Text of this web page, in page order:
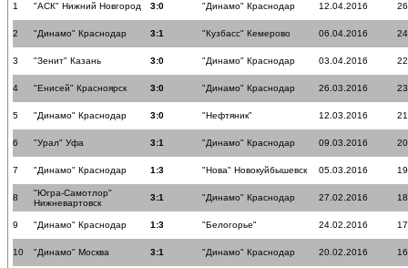
1 "АСК" Нижний Новгород 3:0 "Динамо" Краснодар 12.04.2016
2 "Динамо" Краснодар 3:1 "Кузбасс" Кемерово 06.04.2016
3 "Зенит" Казань 3:0 "Динамо" Краснодар 03.04.2016
4 "Енисей" Красноярск 3:0 "Динамо" Краснодар 26.03.2016
5 "Динамо" Краснодар 3:0 "Нефтяник" 12.03.2016
6 "Урал" Уфа 3:1 "Динамо" Краснодар 09.03.2016
7 "Динамо" Краснодар 1:3 "Нова" Новокуйбышевск 05.03.2016
8
"Югра-Самотлор"
Нижневартовск
3:1 "Динамо" Краснодар 27.02.2016
9 "Динамо" Краснодар 1:3 "Белогорье" 24.02.2016
10 "Динамо" Москва 3:1 "Динамо" Краснодар 20.02.2016